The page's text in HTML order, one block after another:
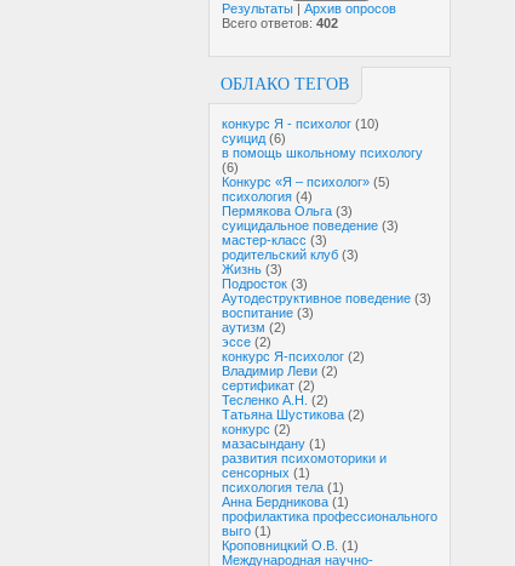
Результаты | Архив опросов
Всего ответов: 402
ОБЛАКО ТЕГОВ
конкурс Я - психолог (10)
суицид (6)
в помощь школьному психологу
(6)
Конкурс «Я – психолог» (5)
психология (4)
Пермякова Ольга (3)
суицидальное поведение (3)
мастер-класс (3)
родительский клуб (3)
Жизнь (3)
Подросток (3)
Аутодеструктивное поведение (3)
воспитание (3)
аутизм (2)
эссе (2)
конкурс Я-психолог (2)
Владимир Леви (2)
сертификат (2)
Тесленко А.Н. (2)
Татьяна Шустикова (2)
конкурс (2)
мазасындану (1)
развития психомоторики и
сенсорных (1)
психология тела (1)
Анна Бердникова (1)
профилактика профессионального
выго (1)
Кроповницкий О.В. (1)
Международная научно-